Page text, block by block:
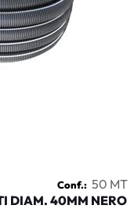
Conf.: 50 MT
DIAM. 40MM NERO